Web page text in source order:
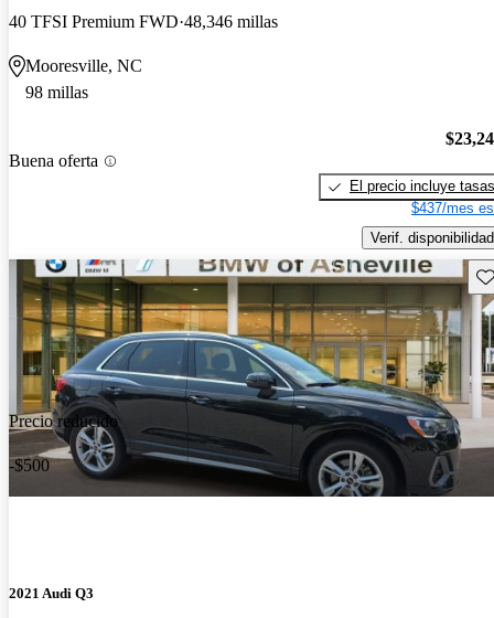
40 TFSI Premium FWD 48,346 millas
Mooresville, NC
98 millas
Buena oferta
El precio incluye tasas
$437/mes
Verif. disponibilidad
Precio reducido
-$500
2021 Audi Q3